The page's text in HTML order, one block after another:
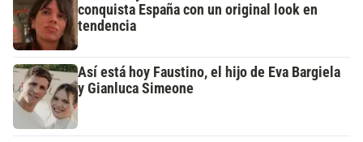
conquista España con un original look en
tendencia
Así está hoy Faustino, el hijo de Eva Bargiela
y Gianluca Simeone